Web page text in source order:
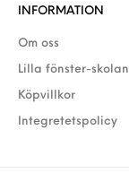
INFORMATION
Om oss
Lilla fönster-skolan
Köpvillkor
Integretetspolicy